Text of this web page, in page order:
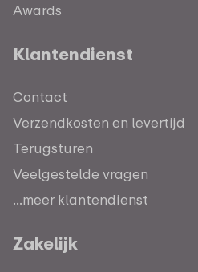
Awards
Klantendienst
Contact
Verzendkosten en levertijd
Terugsturen
Veelgestelde vragen
...meer klantendienst
Zakelijk